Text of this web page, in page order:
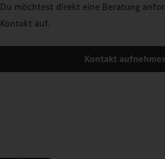
Du möchtest direkt eine Beratung
Kontakt auf.
Kontakt